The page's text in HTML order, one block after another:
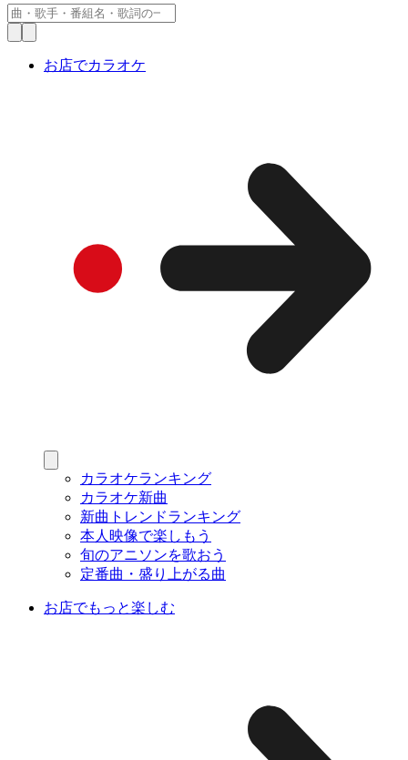
お店でカラオケ
カラオケランキング
カラオケ新曲
新曲トレンドランキング
本人映像で楽しもう
旬のアニソンを歌おう
定番曲・盛り上がる曲
お店でもっと楽しむ